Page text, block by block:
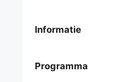
Informatie
Programma